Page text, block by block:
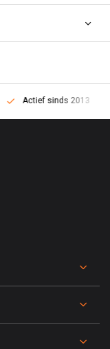
Actief sinds 2013